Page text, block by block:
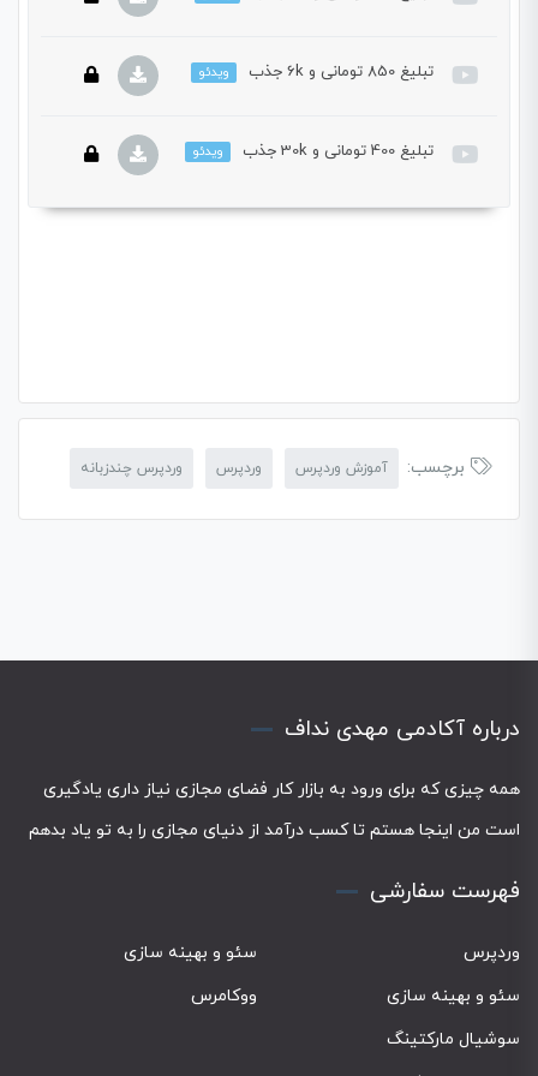
این بخش خصوصی می باشد. برای دسترسی کامل به دروس این
تبلیغ 850 تومانی و 6k جذب ویدئو
این بخش خصوصی می باشد. برای دسترسی کامل به دروس این
تبلیغ 400 تومانی و 30k جذب ویدئو
برچسب: آموزش وردپرس وردپرس وردپرس چندزبانه
درباره آکادمی مهدی نداف
همه چیزی که برای ورود به بازار کار فضای مجازی نیاز داری یادگیری
است من اینجا هستم تا کسب درآمد از دنیای مجازی را به تو یاد بدهم
فهرست سفارشی
وردپرس
سئو و بهینه سازی
سوشیال مارکتینگ
سئو و بهینه سازی
ووکامرس